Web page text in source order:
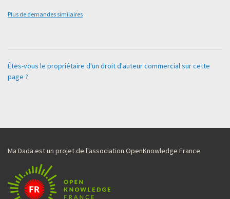
Plus de demandes similaires
Êtes-vous le propriétaire d'un droit d'auteur commercial sur cette
page ?
Ma Dada est un projet de l'association OpenKnowledge France